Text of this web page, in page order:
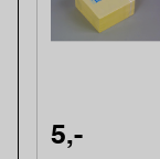
5,-